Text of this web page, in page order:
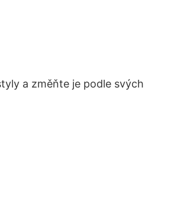
a změňte je podle svých